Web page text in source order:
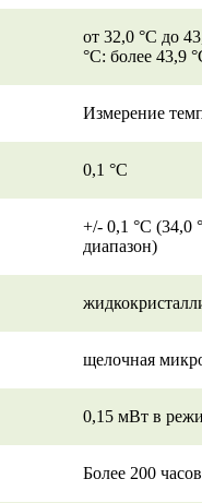
от 32,0 °C до
°C: более 43,9
Измерение
0,1 °C
+/- 0,1 °C (34,0
диапазон)
щелочная
0,15 мВт в
Более 200